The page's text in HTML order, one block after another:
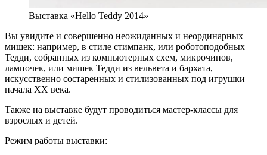
Выставка «Hello Teddy 2014»
Вы увидите и совершенно неожиданных и неординарных
мишек: например, в стиле стимпанк, или роботоподобных
Тедди, собранных из компьютерных схем, микрочипов,
лампочек, или мишек Тедди из вельвета и бархата,
искусственно состаренных и стилизованных под игрушки
начала ХХ века.
Также на выставке будут проводиться мастер-классы для
взрослых и детей.
Режим работы выставки: